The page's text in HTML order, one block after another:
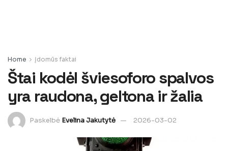
Home Įdomūs faktai
Štai kodėl šviesoforo spalvos
yra raudona, geltona ir žalia
Paskelbė Evelina Jakutytė 2026-03-02